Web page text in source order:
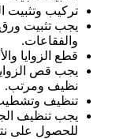
تركيب وتثبيت
يجب تثبيت ورق
والفقاعات.
قطع الزوايا
يجب قص
نظيف ومرتب.
تنظيف وتشطيب
يجب تنظيف
للحصول على